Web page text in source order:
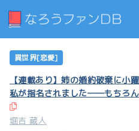
異世界[恋愛]
【連載あり】姉の婚約破棄に小
私が指名されました――もちろ
堀吉 蔵人